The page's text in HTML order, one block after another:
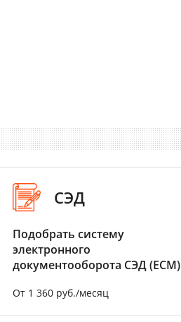
СЭД
Подобрать систему
электронного
документооборота СЭД (ECM)
От 1 360 руб./месяц